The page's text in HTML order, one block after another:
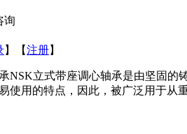
询
】【注册】
NSK立式带座调心轴承是由坚固的
使用的特点，因此，被广泛用于从